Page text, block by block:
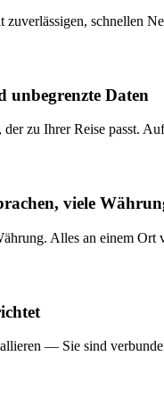
zuverlässigen, schnellen
unbegrenzte Daten
zu Ihrer Reise passt.
viele
Alles an einem Ort
— Sie sind